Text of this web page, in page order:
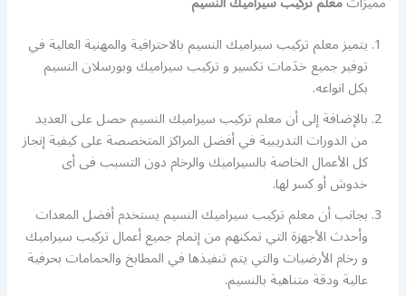
يتميز معلم تركيب سيراميك النسيم بالاحترافية والمهنية العالية في
توفير جميع خدَمات تكسير و تركيب سيراميك وبورسلان النسيم
بكل انواعه.
بالإضافة إلى أن معلم تركيب سيراميك النسيم حصل على العديد
من الدورات التدريبية في أفضل المراكز المتخصصة على كيفية إنجاز
كل الأعمال الخاصة بالسيراميك والرخام دون التسبب فى أى
خدوش أو كسر لها.
بجانب أن معلم تركيب سيراميك النسيم يستخدم أفضل المعدات
وأحدث الأجهزة التي تمكنهم من إتمام جميع أعمال تركيب سيراميك
و رخام الأرضيات والتي يتم تنفيذها في المطابخ والحمامات بحرفية
عالية ودقة متناهية بالنسيم.